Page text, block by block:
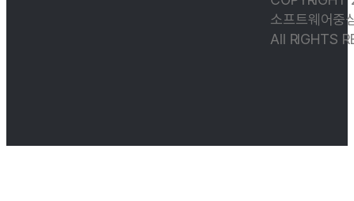
소프트웨어중
All RIGHTS